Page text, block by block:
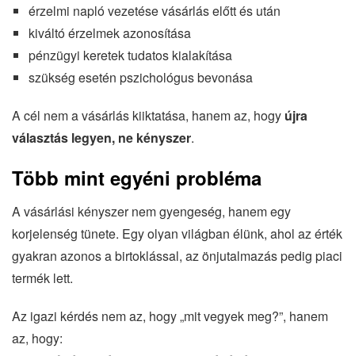
érzelmi napló vezetése vásárlás előtt és után
kiváltó érzelmek azonosítása
pénzügyi keretek tudatos kialakítása
szükség esetén pszichológus bevonása
A cél nem a vásárlás kiiktatása, hanem az, hogy újra
választás legyen, ne kényszer.
Több mint egyéni probléma
A vásárlási kényszer nem gyengeség, hanem egy
korjelenség tünete. Egy olyan világban élünk, ahol az érték
gyakran azonos a birtoklással, az önjutalmazás pedig piaci
termék lett.
Az igazi kérdés nem az, hogy „mit vegyek meg?”, hanem
az, hogy: